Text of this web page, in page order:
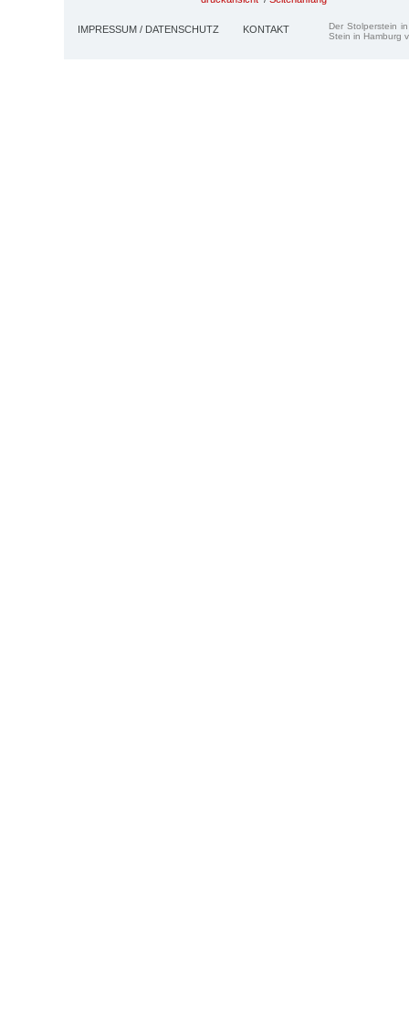
IMPRESSUM / DATENSCHUTZ KONTAKT
Der Stolperstein
Stein in Hamburg